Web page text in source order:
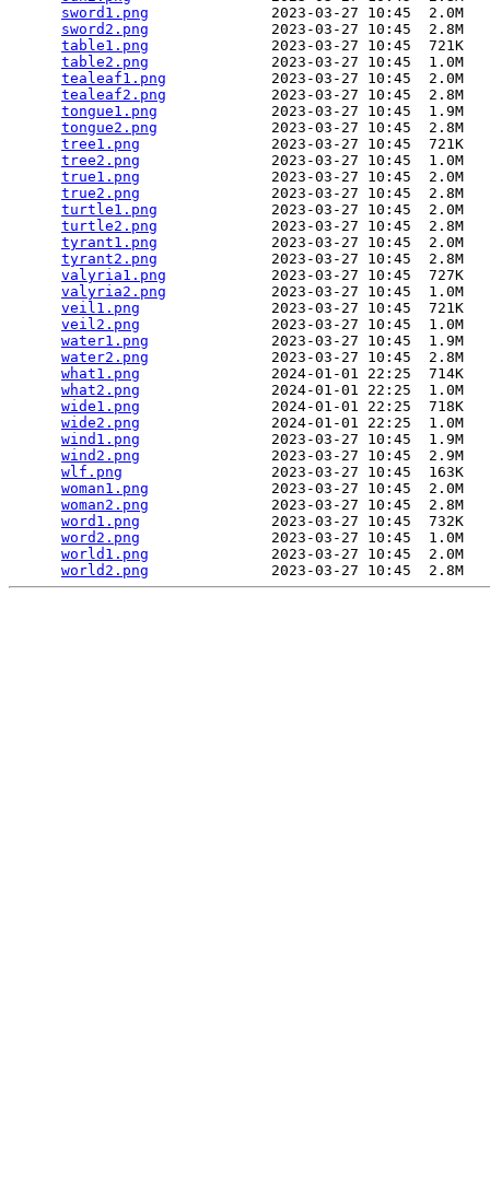
sword1.png
              2023-03-27 10:45  2.0M
sword2.png
              2023-03-27 10:45  2.8M
table1.png
              2023-03-27 10:45  721K
table2.png
              2023-03-27 10:45  1.0M
tealeaf1.png
            2023-03-27 10:45  2.0M
tealeaf2.png
            2023-03-27 10:45  2.8M
tongue1.png
             2023-03-27 10:45  1.9M
tongue2.png
             2023-03-27 10:45  2.8M
tree1.png
               2023-03-27 10:45  721K
tree2.png
               2023-03-27 10:45  1.0M
true1.png
               2023-03-27 10:45  2.0M
true2.png
               2023-03-27 10:45  2.8M
turtle1.png
             2023-03-27 10:45  2.0M
turtle2.png
             2023-03-27 10:45  2.8M
tyrant1.png
             2023-03-27 10:45  2.0M
tyrant2.png
             2023-03-27 10:45  2.8M
valyria1.png
            2023-03-27 10:45  727K
valyria2.png
            2023-03-27 10:45  1.0M
veil1.png
               2023-03-27 10:45  721K
veil2.png
               2023-03-27 10:45  1.0M
water1.png
              2023-03-27 10:45  1.9M
water2.png
              2023-03-27 10:45  2.8M
what1.png
               2024-01-01 22:25  714K
what2.png
               2024-01-01 22:25  1.0M
wide1.png
               2024-01-01 22:25  718K
wide2.png
               2024-01-01 22:25  1.0M
wind1.png
               2023-03-27 10:45  1.9M
wind2.png
               2023-03-27 10:45  2.9M
wlf.png
                 2023-03-27 10:45  163K
woman1.png
              2023-03-27 10:45  2.0M
woman2.png
              2023-03-27 10:45  2.8M
word1.png
               2023-03-27 10:45  732K
word2.png
               2023-03-27 10:45  1.0M
world1.png
              2023-03-27 10:45  2.0M
world2.png